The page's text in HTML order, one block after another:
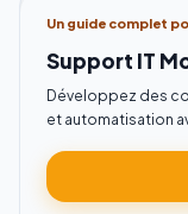
Un guide complet
Support IT
Développez des
et automatisation